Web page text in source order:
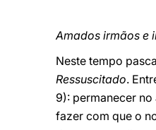
Amados irmãos e
Neste tempo
Ressuscitado.
9): permanecer
fazer com que o